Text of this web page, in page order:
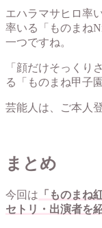
エハラマサヒロ率
率いる「ものまね
一つですね。
「顔だけそっく
る「ものまね甲子
芸能人は、ご本人
まとめ
今回は 「ものまね
セトリ・出演者を